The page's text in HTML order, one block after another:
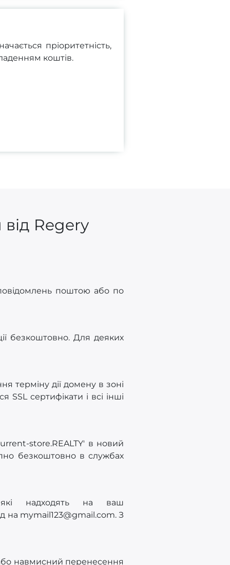
пріоритетність,
коштів.
Regery
поштою або по
безкоштовно. Для деяких
терміну дії домену в зоні
SSL сертифікати і всі інші
store.REALTY' в новий
безкоштовно в службах
надходять на ваш
на mymail123@gmail.com. З
навмисний перенесення